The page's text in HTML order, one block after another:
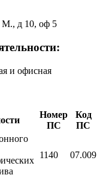
М., д 10, оф 5
и офисная
Номер
ПС
Код
ПС
1140 07.009